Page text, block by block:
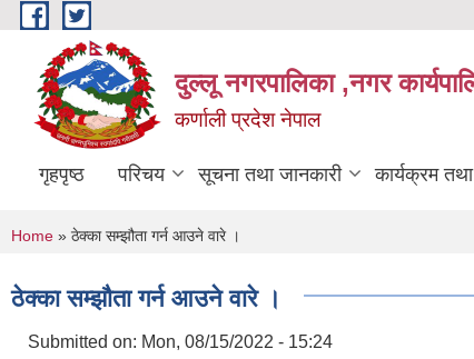
Skip to main content
दुल्लू नगरपालिका ,नगर
कर्णाली प्रदेश नेपाल
गृहपृष्ठ परिचय सूचना तथा जानकारी कार्यक्रम
You are here
Home » ठेक्का सम्झौता गर्न आउने वारे ।
ठेक्का सम्झौता गर्न आउने वारे ।
Submitted on: Mon, 08/15/2022 - 15:24